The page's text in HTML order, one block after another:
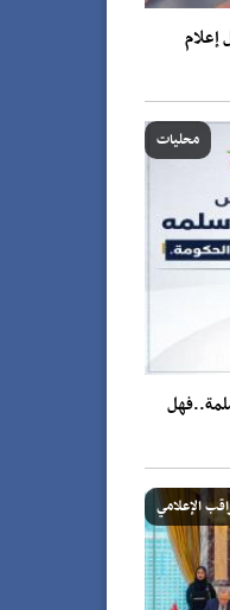
إعلام
محليات
الإعلامي